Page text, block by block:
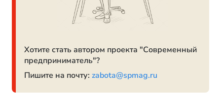
Хотите стать автором проекта "Современный
предприниматель"?
Пишите на почту: zabota@spmag.ru